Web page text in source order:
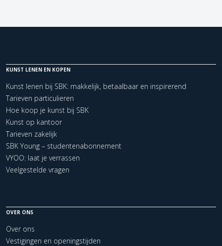
KUNST LENEN EN KOPEN
Kunst lenen bij SBK: makkelijk, betaalbaar en inspirerend
Tarieven particulieren
Hoe koop je kunst bij SBK
Kunst op kantoor
Tarieven zakelijk
SBK Young – studentenabonnement
VYOO: laat je verrassen
Veelgestelde vragen
OVER ONS
Over ons
Vestigingen en openingstijden